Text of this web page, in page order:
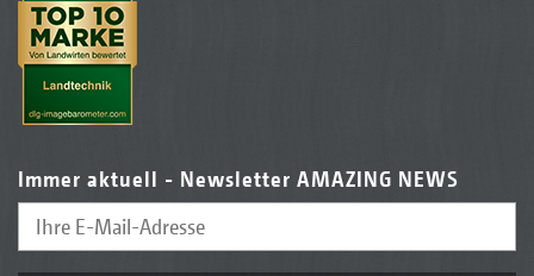
Immer aktuell - Newsletter AMAZING NEWS